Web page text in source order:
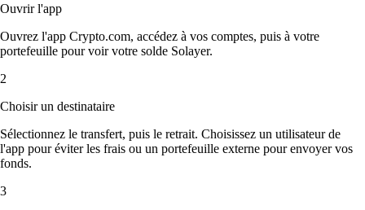
Ouvrir l'app
Ouvrez l'app Crypto.com, accédez à vos comptes, puis à votre
portefeuille pour voir votre solde Solayer.
2
Choisir un destinataire
Sélectionnez le transfert, puis le retrait. Choisissez un utilisateur de
l'app pour éviter les frais ou un portefeuille externe pour envoyer vos
fonds.
3